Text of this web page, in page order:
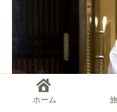
ホーム